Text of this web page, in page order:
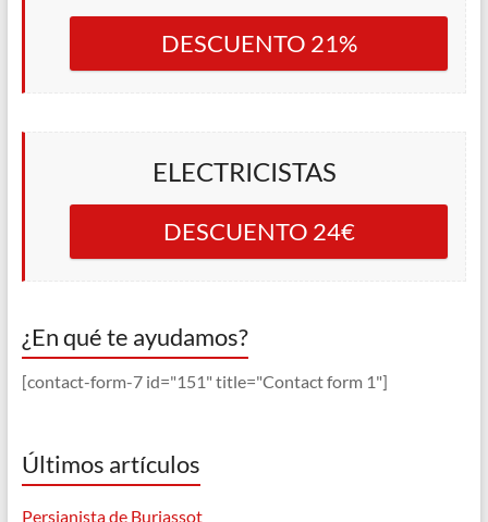
DESCUENTO 21%
ELECTRICISTAS
DESCUENTO 24€
¿En qué te ayudamos?
[contact-form-7 id="151" title="Contact form 1"]
Últimos artículos
Persianista de Burjassot